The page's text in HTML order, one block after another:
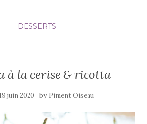
DESSERTS
à la cerise & ricotta
19 juin 2020 by Piment Oiseau